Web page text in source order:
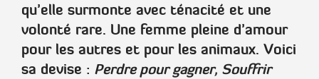
qu’elle surmonte avec ténacité et une
volonté rare. Une femme pleine d’amour
pour les autres et pour les animaux. Voici
sa devise : Perdre pour gagner, Souffrir